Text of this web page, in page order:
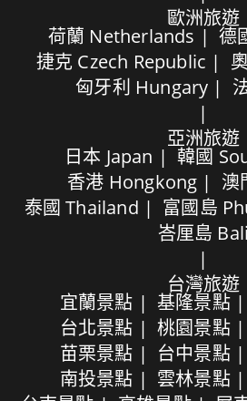
歐洲旅遊
荷蘭 Netherlands
德
捷克 Czech Republic
匈牙利 Hungary
亞洲旅遊
日本 Japan
韓國
香港 Hongkong
澳
泰國 Thailand
富國島
峇厘島 Bali
台灣旅遊
宜蘭景點 基隆景點
台北景點
桃園景點
苗栗景點
台中景點
南投景點
雲林景點